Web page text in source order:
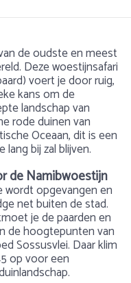
de oudste en meest
Deze woestijnsafari
voert je door ruig,
kans om de
landschap van
rode duinen van
Oceaan, dit is een
bij zal blijven.
de Namibwoestijn
wordt opgevangen en
net buiten de stad.
je de paarden en
de hoogtepunten van
Sossusvlei. Daar klim
op voor een